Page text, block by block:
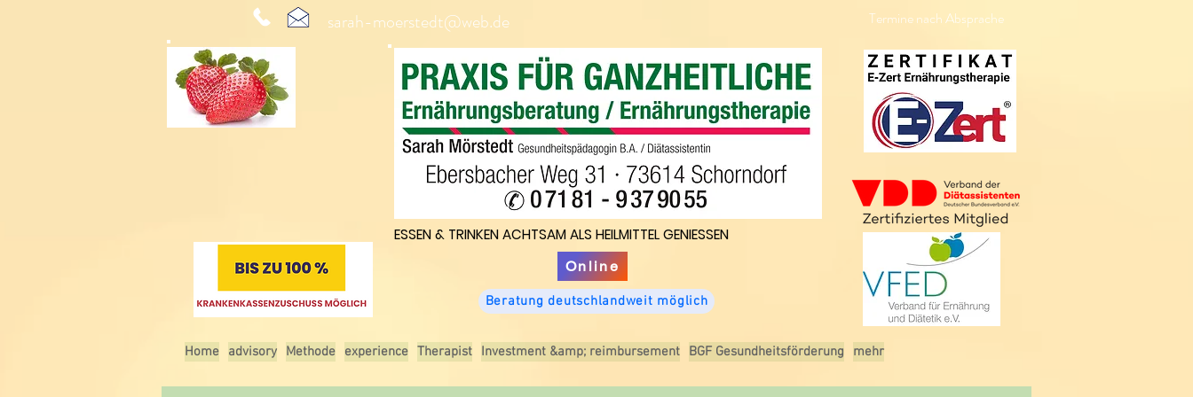
sarah-moerstedt@web.de Termine nach Absprache
ESSEN & TRINKEN ACHTSAM ALS HEILMITTEL GENIESSEN
ESSEN & TRINKEN ACHTSAM ALS HEILMITTEL GENIESSEN
Online
Beratung deutschlandweit möglich
Home advisory Methode experience Therapist Investment &amp; reimbursement BGF Gesundheitsförderung mehr